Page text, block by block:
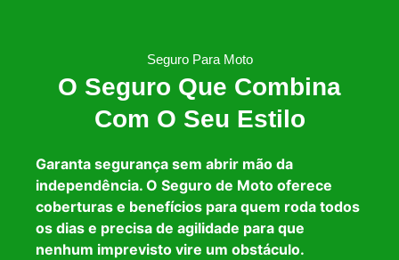
Seguro Para Moto
O Seguro Que Combina
Com O Seu Estilo
Garanta segurança sem abrir mão da
independência. O Seguro de Moto oferece
coberturas e benefícios para quem roda todos
os dias e precisa de agilidade para que
nenhum imprevisto vire um obstáculo.